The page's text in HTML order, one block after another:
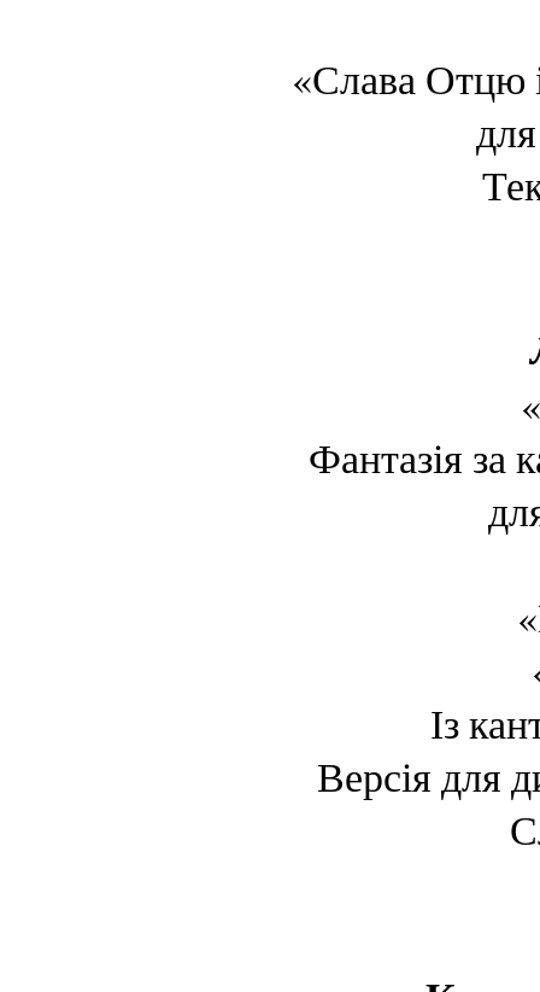
«Слава Отцю
Фантазія за
Із
Версія для